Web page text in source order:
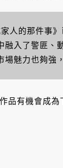
人的那件事
入了警匪、
魅力也夠強
品有機會成